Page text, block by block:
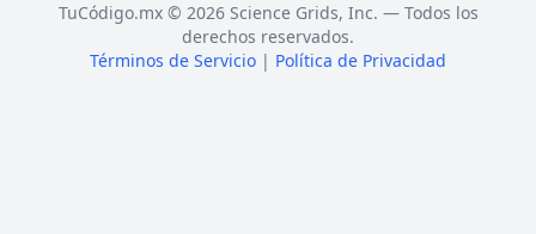
TuCódigo.mx © 2026 Science Grids, Inc. — Todos los
derechos reservados.
Términos de Servicio | Política de Privacidad